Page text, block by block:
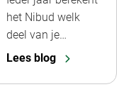
het Nibud welk
deel van je…
Lees blog